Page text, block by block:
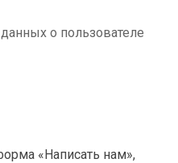
о пользователе
«Написать нам»,